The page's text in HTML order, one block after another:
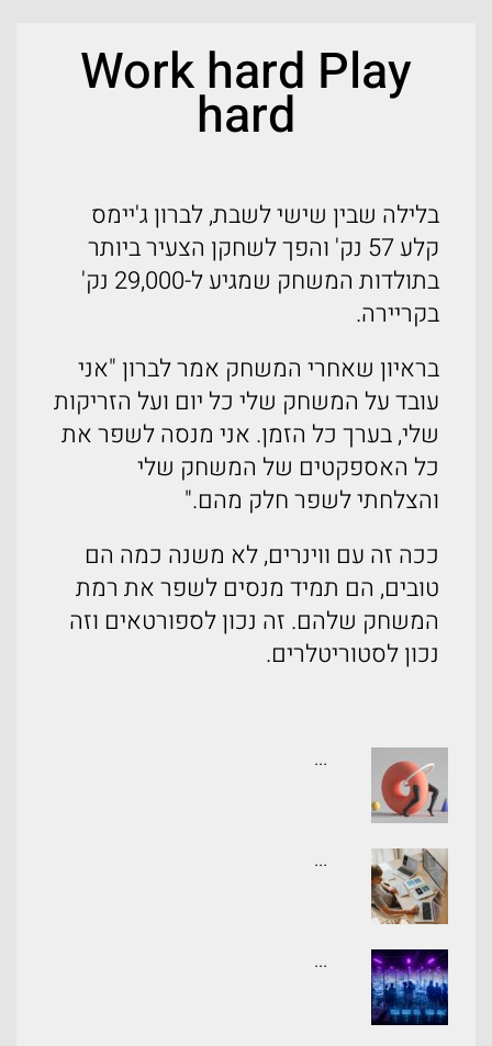
Work hard Play
hard
בלילה שבין שישי לשבת, לברון ג'יימס
קלע 57 נק' והפך לשחקן הצעיר ביותר
בתולדות המשחק שמגיע ל-29,000 נק'
בקריירה.
בראיון שאחרי המשחק אמר לברון "אני
עובד על המשחק שלי כל יום ועל הזריקות
שלי, בערך כל הזמן. אני מנסה לשפר את
כל האספקטים של המשחק שלי
והצלחתי לשפר חלק מהם."
ככה זה עם ווינרים, לא משנה כמה הם
טובים, הם תמיד מנסים לשפר את רמת
המשחק שלהם. זה נכון לספורטאים וזה
נכון לסטוריטלרים.
...
...
...